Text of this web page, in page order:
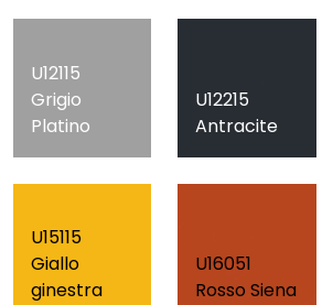
U12115
Grigio
Platino
U12215
Antracite
U15115
Giallo
ginestra
U16051
Rosso Siena